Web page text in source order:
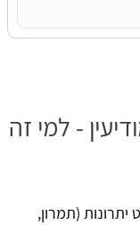
- למי זה
יתרונות (תמרון,